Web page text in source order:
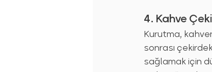
4. Kahve
Kurutma,
sonrası
sağlamak için